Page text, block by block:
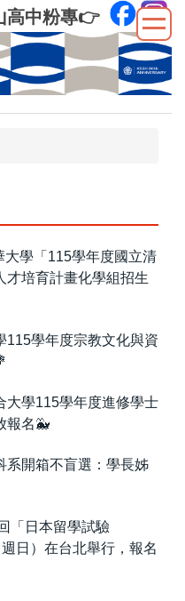
高中粉專👉
大學「115學年度國立清
才培育計畫化學組招生
115學年度宗教文化與資
大學115學年度進修學士
報名🐳
系開箱不盲選：學長姊
「日本留學試驗
日）在台北舉行，報名